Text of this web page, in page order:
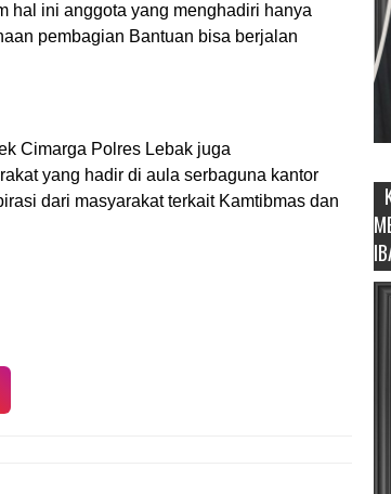
hal ini anggota yang menghadiri hanya
pembagian Bantuan bisa berjalan
Cimarga Polres Lebak juga
yang hadir di aula serbaguna kantor
dari masyarakat terkait Kamtibmas dan